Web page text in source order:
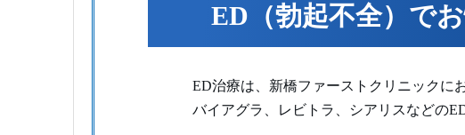
ED（勃起不全）で
ED治療は、新橋ファーストクリニックに
バイアグラ、レビトラ、シアリスなどの